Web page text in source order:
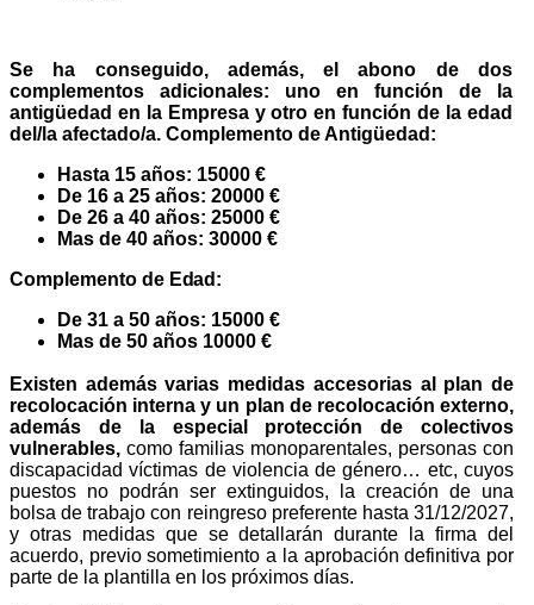
Se ha conseguido, además, el abono de dos
complementos adicionales: uno en función de la
antigüedad en la Empresa y otro en función de la edad
del/la afectado/a. Complemento de Antigüedad:
Hasta 15 años: 15000 €
De 16 a 25 años: 20000 €
De 26 a 40 años: 25000 €
Mas de 40 años: 30000 €
Complemento de Edad:
De 31 a 50 años: 15000 €
Mas de 50 años 10000 €
Existen además varias medidas accesorias al plan de
recolocación interna y un plan de recolocación externo,
además de la especial protección de colectivos
vulnerables, como familias monoparentales, personas con
discapacidad víctimas de violencia de género… etc, cuyos
puestos no podrán ser extinguidos, la creación de una
bolsa de trabajo con reingreso preferente hasta 31/12/2027,
y otras medidas que se detallarán durante la firma del
acuerdo, previo sometimiento a la aprobación definitiva por
parte de la plantilla en los próximos días.